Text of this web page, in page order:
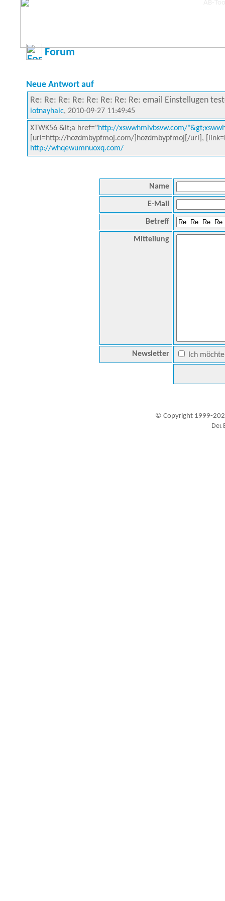
Forum
Neue Antwort auf
Re: Re: Re: Re: Re: Re: Re: Re: email Einstellugen
iotnayhaic, 2010-09-27 11:49:45
XTWK56 &lt;a href="http://xswwhmivbsvw.com/
[url=http://hozdmbypfmoj.com/]hozdmbypfmoj[/url],
http://whqewumnuoxq.com/
Name
E-Mail
Betreff
Mitteilung
Newsletter Ich
© Copyright 1999-